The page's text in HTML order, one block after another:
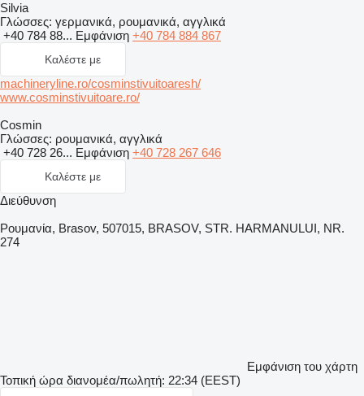
Silvia
Γλώσσες: γερμανικά, ρουμανικά, αγγλικά
+40 784 88... Εμφάνιση +40 784 884 867
Καλέστε με
machineryline.ro/cosminstivuitoaresh/
www.cosminstivuitoare.ro/
Cosmin
Γλώσσες: ρουμανικά, αγγλικά
+40 728 26... Εμφάνιση +40 728 267 646
Καλέστε με
Διεύθυνση
Ρουμανία, Brasov, 507015, BRASOV, STR. HARMANULUI, NR.
274
Εμφάνιση του χάρτη
Τοπική ώρα διανομέα/πωλητή: 22:34 (EEST)